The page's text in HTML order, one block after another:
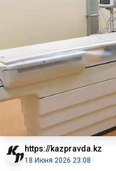
https://kazpravda.kz
18 Июня 2026 23:08